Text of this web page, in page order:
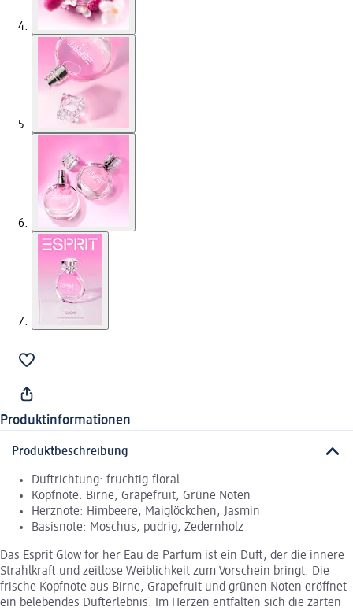
Produktinformationen
Produktbeschreibung
Duftrichtung: fruchtig-floral
Kopfnote: Birne, Grapefruit, Grüne Noten
Herznote: Himbeere, Maiglöckchen, Jasmin
Basisnote: Moschus, pudrig, Zedernholz
Das Esprit Glow for her Eau de Parfum ist ein Duft, der die innere
Strahlkraft und zeitlose Weiblichkeit zum Vorschein bringt. Die
frische Kopfnote aus Birne, Grapefruit und grünen Noten eröffnet
ein belebendes Dufterlebnis. Im Herzen entfalten sich die zarten